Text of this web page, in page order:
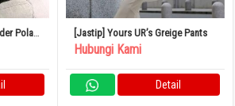
Pola
[Jastip] Yours UR’s Greige Pants
Hubungi Kami
Detail